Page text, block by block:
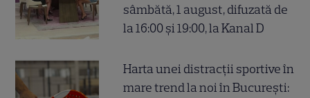
sâmbătă, 1 august, difuzată de
la 16:00 și 19:00, la Kanal D
Harta unei distracții sportive în
mare trend la noi în București: